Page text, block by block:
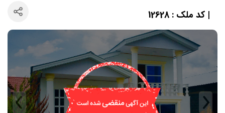
| کد ملک : 12628